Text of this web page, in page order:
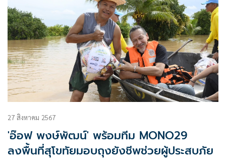
27 สิงหาคม 2567
'อ๊อฟ พงษ์พัฒน์' พร้อมทีม MONO29
ลงพื้นที่สุโขทัยมอบถุงยังชีพช่วยผู้ประสบภัย